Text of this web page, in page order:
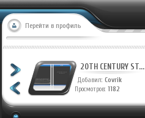
Перейти в профиль
20TH CENTURY ST...
Добавил: Covrik
Просмотров: 1182